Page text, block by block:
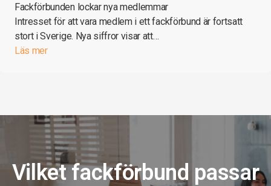
Fackförbunden lockar nya medlemmar
Intresset för att vara medlem i ett fackförbund är fortsatt
stort i Sverige. Nya siffror visar att…
Läs mer
Vilket fackförbund passar